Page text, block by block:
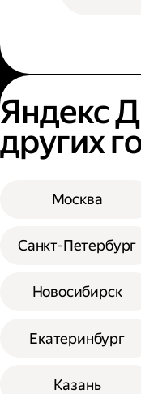
Яндекс
других
Москва
Санкт-Петербург
Новосибирск
Екатеринбург
Казань